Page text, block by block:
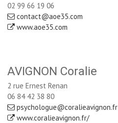
02 99 66 19 06
contact@aoe35.com
www.aoe35.com
AVIGNON Coralie
2 rue Ernest Renan
06 84 42 38 80
psychologue@coralieavignon.fr
www.coralieavignon.fr/